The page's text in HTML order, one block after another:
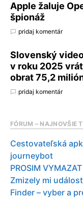
Apple žaluje
špionáž
pridaj komentár
Slovenský
v roku 2025
obrat 75,2
pridaj komentár
FÓRUM – NAJNOVŠIE
Cestovateľská
journeybot
PROSIM VYMAZAT
Zmizely mi
Finder – vyber a